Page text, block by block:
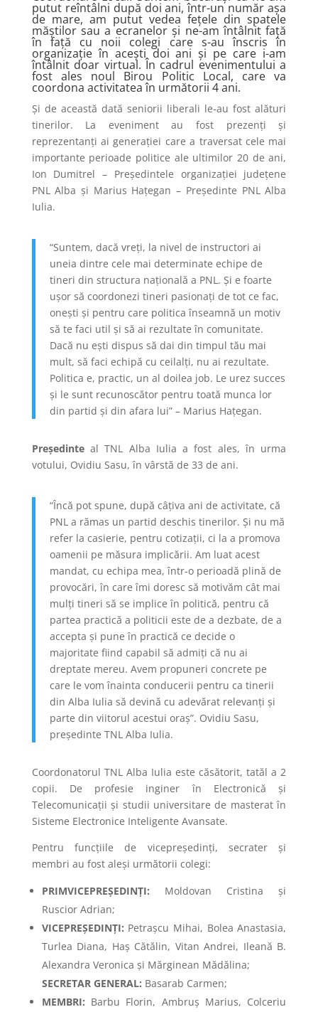
putut reîntâlni după doi ani, într-un număr așa
de mare, am putut vedea fețele din spatele
măștilor sau a ecranelor și ne-am întâlnit față
în față cu noii colegi care s-au înscris în
organizație în acești doi ani și pe care i-am
întâlnit doar virtual. În cadrul evenimentului a
fost ales noul Birou Politic Local, care va
coordona activitatea în următorii 4 ani.
Și de această dată seniorii liberali le-au fost alături
tinerilor. La eveniment au fost prezenți și
reprezentanți ai generației care a traversat cele mai
importante perioade politice ale ultimilor 20 de ani,
Ion Dumitrel – Președintele organizației județene
PNL Alba și Marius Hațegan – Președinte PNL Alba
Iulia.
“Suntem, dacă vreți, la nivel de instructori ai
uneia dintre cele mai determinate echipe de
tineri din structura națională a PNL. Și e foarte
ușor să coordonezi tineri pasionați de tot ce fac,
onești și pentru care politica înseamnă un motiv
să te faci util și să ai rezultate în comunitate.
Dacă nu ești dispus să dai din timpul tău mai
mult, să faci echipă cu ceilalți, nu ai rezultate.
Politica e, practic, un al doilea job. Le urez succes
și le sunt recunoscător pentru toată munca lor
din partid și din afara lui” – Marius Hațegan.
Președinteal TNL Alba Iulia a fost ales, în urma
votului, Ovidiu Sasu, în vârstă de 33 de ani.
“Încă pot spune, după câțiva ani de activitate, că
PNL a rămas un partid deschis tinerilor. Și nu mă
refer la casierie, pentru cotizații, ci la a promova
oamenii pe măsura implicării. Am luat acest
mandat, cu echipa mea, într-o perioadă plină de
provocări, în care îmi doresc să motivăm cât mai
mulți tineri să se implice în politică, pentru că
partea practică a politicii este de a dezbate, de a
accepta și pune în practică ce decide o
majoritate fiind capabil să admiți că nu ai
dreptate mereu. Avem propuneri concrete pe
care le vom înainta conducerii pentru ca tinerii
din Alba Iulia să devină cu adevărat relevanți și
parte din viitorul acestui oraș”. Ovidiu Sasu,
președinte TNL Alba Iulia.
Coordonatorul TNL Alba Iulia este căsătorit, tatăl a 2
copii. De profesie inginer în Electronică și
Telecomunicații și studii universitare de masterat în
Sisteme Electronice Inteligente Avansate.
Pentru funcțiile de vicepreședinți, secrater și
membri au fost aleși următorii colegi:
PRIMVICEPREȘEDINȚI: Moldovan Cristina și
Ruscior Adrian;
VICEPREȘEDINȚI: Petrașcu Mihai, Bolea Anastasia,
Turlea Diana, Haș Cătălin, Vitan Andrei, Ileană B.
Alexandra Veronica și Mărginean Mădălina;
SECRETAR GENERAL: Basarab Carmen;
MEMBRI: Barbu Florin, Ambruș Marius, Colceriu